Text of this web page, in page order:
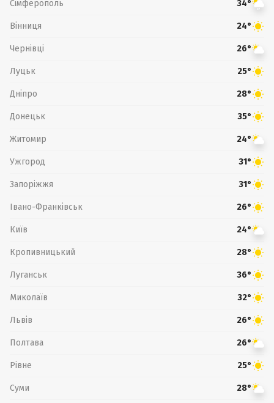
Сімферополь 34°
Вінниця 24°
Чернівці 26°
Луцьк 25°
Дніпро 28°
Донецьк 35°
Житомир 24°
Ужгород 31°
Запоріжжя 31°
Івано-Франківськ 26°
Київ 24°
Кропивницький 28°
Луганськ 36°
Миколаїв 32°
Львів 26°
Полтава 26°
Рівне 25°
Суми 28°